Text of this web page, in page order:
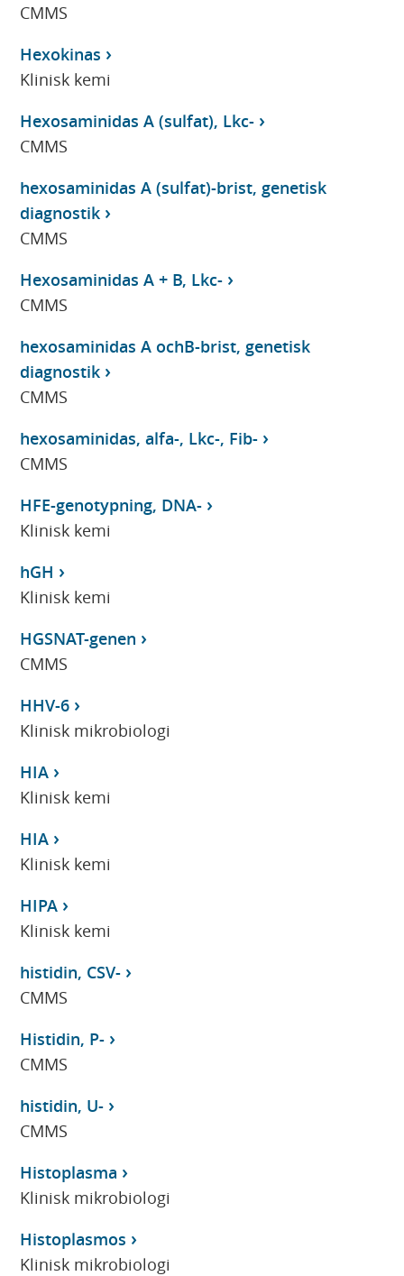
CMMS
Hexokinas
Klinisk kemi
Hexosaminidas A (sulfat), Lkc-
CMMS
hexosaminidas A (sulfat)-brist, genetisk
diagnostik
CMMS
Hexosaminidas A + B, Lkc-
CMMS
hexosaminidas A ochB-brist, genetisk
diagnostik
CMMS
hexosaminidas, alfa-, Lkc-, Fib-
CMMS
HFE-genotypning, DNA-
Klinisk kemi
hGH
Klinisk kemi
HGSNAT-genen
CMMS
HHV-6
Klinisk mikrobiologi
HIA
Klinisk kemi
HIA
Klinisk kemi
HIPA
Klinisk kemi
histidin, CSV-
CMMS
Histidin, P-
CMMS
histidin, U-
CMMS
Histoplasma
Klinisk mikrobiologi
Histoplasmos
Klinisk mikrobiologi